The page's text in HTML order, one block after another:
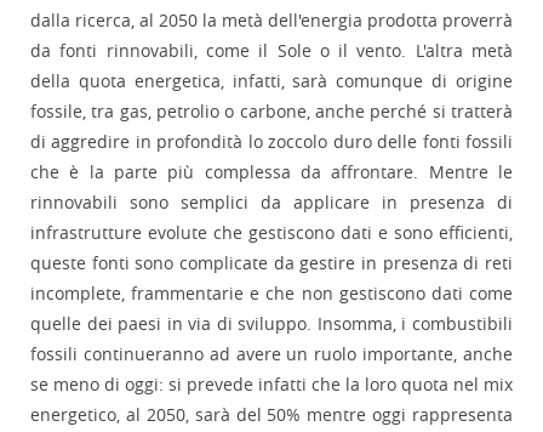
dalla ricerca, al 2050 la metà dell'energia prodotta proverrà
da fonti rinnovabili, come il Sole o il vento. L'altra metà
della quota energetica, infatti, sarà comunque di origine
fossile, tra gas, petrolio o carbone, anche perché si tratterà
di aggredire in profondità lo zoccolo duro delle fonti fossili
che è la parte più complessa da affrontare. Mentre le
rinnovabili sono semplici da applicare in presenza di
infrastrutture evolute che gestiscono dati e sono efficienti,
queste fonti sono complicate da gestire in presenza di reti
incomplete, frammentarie e che non gestiscono dati come
quelle dei paesi in via di sviluppo. Insomma, i combustibili
fossili continueranno ad avere un ruolo importante, anche
se meno di oggi: si prevede infatti che la loro quota nel mix
energetico, al 2050, sarà del 50% mentre oggi rappresenta